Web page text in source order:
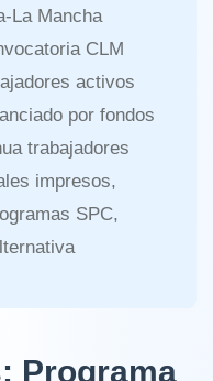
La Mancha
CLM
activos
por fondos
trabajadores
impresos,
SPC,
Programa